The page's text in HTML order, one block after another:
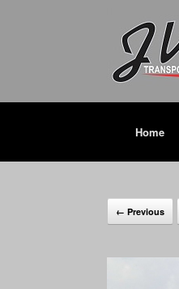
Home
← Previous